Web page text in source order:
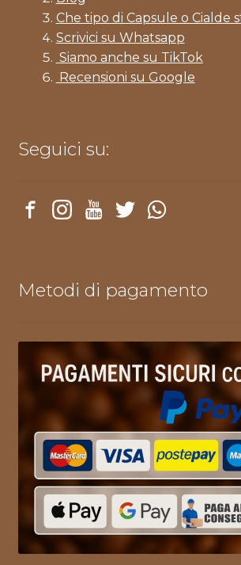
Che tipo di Capsule o Cialde
Scrivici su Whatsapp
Siamo anche su TikTok
Recensioni su Google
Seguici su:
Metodi di pagamento